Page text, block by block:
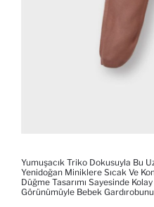
Yumuşacık Triko Dokusuyla Bu
Yenidoğan Miniklere Sıcak Ve
Düğme Tasarımı Sayesinde
Görünümüyle Bebek